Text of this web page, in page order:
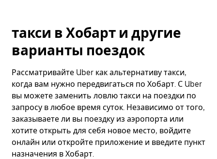
такси в Хобарт и другие
варианты поездок
Рассматривайте Uber как альтернативу такси,
когда вам нужно передвигаться по Хобарт. С Uber
вы можете заменить ловлю такси на поездки по
запросу в любое время суток. Независимо от того,
заказываете ли вы поездку из аэропорта или
хотите открыть для себя новое место, войдите
онлайн или откройте приложение и введите пункт
назначения в Хобарт.